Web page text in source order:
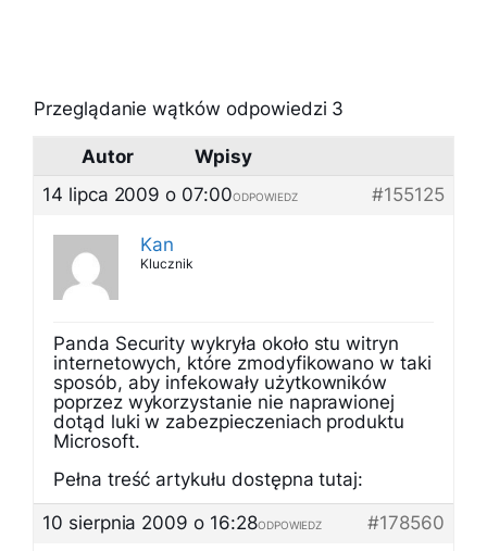
Przeglądanie wątków odpowiedzi 3
Autor
Wpisy
14 lipca 2009 o 07:00
#155125
ODPOWIEDZ
Kan
Klucznik
Panda Security wykryła około stu witryn
internetowych, które zmodyfikowano w taki
sposób, aby infekowały użytkowników
poprzez wykorzystanie nie naprawionej
dotąd luki w zabezpieczeniach produktu
Microsoft.
Pełna treść artykułu dostępna tutaj:
10 sierpnia 2009 o 16:28
#178560
ODPOWIEDZ